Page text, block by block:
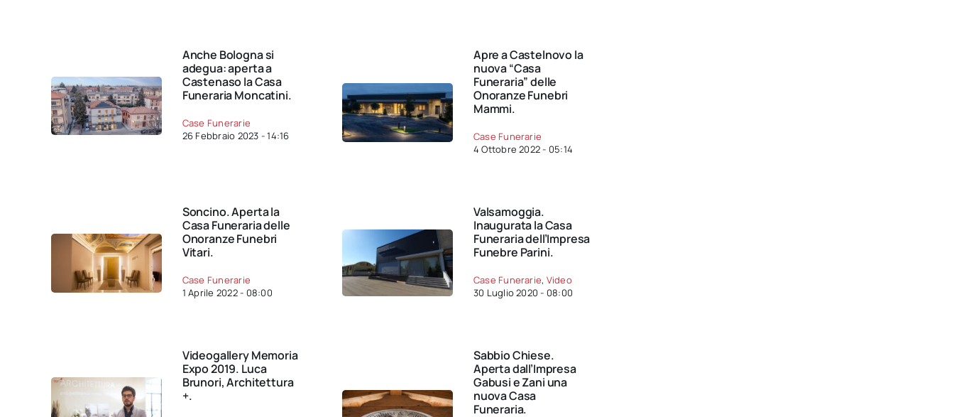
Anche Bologna si
adegua: aperta a
Castenaso la Casa
Funeraria Moncatini.
Case Funerarie
26 Febbraio 2023 - 14:16
Apre a Castelnovo la
nuova “Casa
Funeraria” delle
Onoranze Funebri
Mammi.
Case Funerarie
4 Ottobre 2022 - 05:14
Soncino. Aperta la
Casa Funeraria delle
Onoranze Funebri
Vitari.
Case Funerarie
1 Aprile 2022 - 08:00
Valsamoggia.
Inaugurata la Casa
Funeraria dell’Impresa
Funebre Parini.
Case Funerarie, Video
30 Luglio 2020 - 08:00
Videogallery Memoria
Expo 2019. Luca
Brunori, Architettura
+.
Sabbio Chiese.
Aperta dall’Impresa
Gabusi e Zani una
nuova Casa
Funeraria.